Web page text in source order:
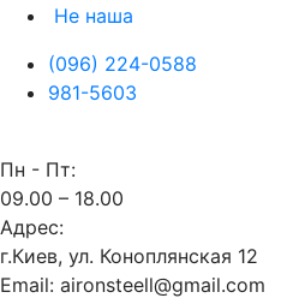
Не наша
(096) 224-0588
981-5603
Пн - Пт:
09.00 – 18.00
Адрес:
г.Киев, ул. Коноплянская 12
Email: aironsteell@gmail.com